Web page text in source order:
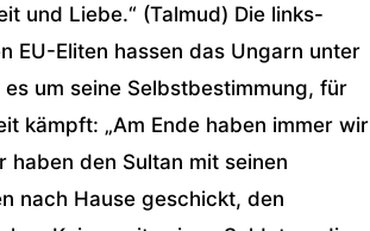
und Liebe.“ (Talmud) Die links-
EU-Eliten hassen das Ungarn unter
es um seine Selbstbestimmung, für
kämpft: „Am Ende haben immer wir
haben den Sultan mit seinen
nach Hause geschickt, den